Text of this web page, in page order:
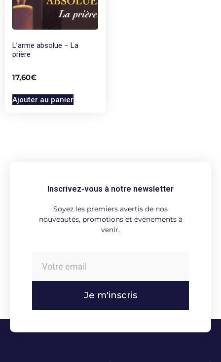
L’arme absolue – La
prière
17,60€
Ajouter au panier
Inscrivez-vous à notre newsletter
Soyez les premiers avertis de nos
nouveautés, promotions et évènements à
venir.
Je m'inscris